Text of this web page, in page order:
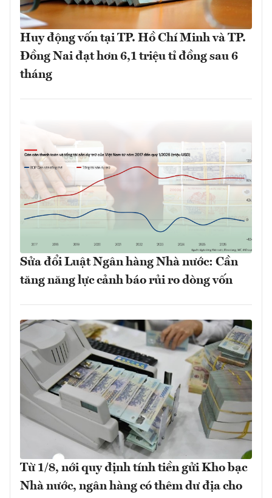
Huy động vốn tại TP. Hồ Chí Minh và TP.
Đồng Nai đạt hơn 6,1 triệu tỉ đồng sau 6
tháng
Sửa đổi Luật Ngân hàng Nhà nước: Cần
tăng năng lực cảnh báo rủi ro dòng vốn
Từ 1/8, nới quy định tính tiền gửi Kho bạc
Nhà nước, ngân hàng có thêm dư địa cho